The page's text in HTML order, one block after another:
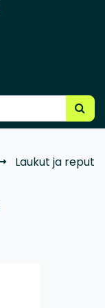
Laukut ja reput